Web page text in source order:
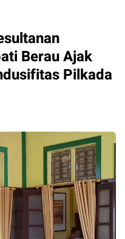
Berau Ajak
Pilkada